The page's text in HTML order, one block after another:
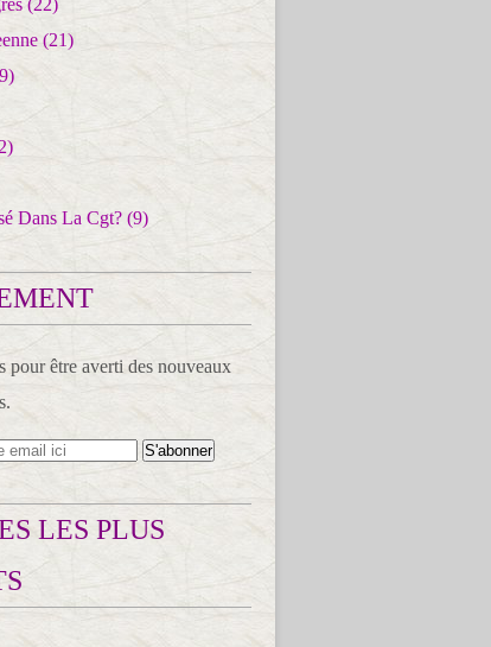
(22)
(21)
Dans La Cgt? (9)
pour être averti des nouveaux
LES PLUS